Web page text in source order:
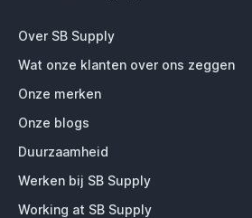
Over SB Supply
Wat onze klanten over ons zeggen
Onze merken
Onze blogs
Duurzaamheid
Werken bij SB Supply
Working at SB Supply